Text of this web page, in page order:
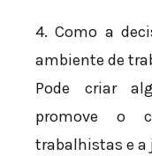
4. Como a
ambiente de
Pode criar
promove o
trabalhistas e a